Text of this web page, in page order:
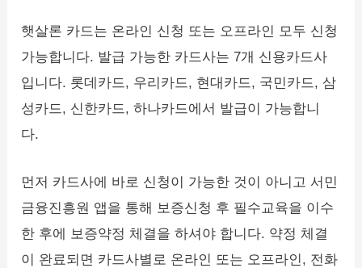
햇살론 카드는 온라인 신청 또는 오프라인 모두 신청
가능합니다. 발급 가능한 카드사는 7개 신용카드사
입니다. 롯데카드, 우리카드, 현대카드, 국민카드, 삼
성카드, 신한카드, 하나카드에서 발급이 가능합니
다.
먼저 카드사에 바로 신청이 가능한 것이 아니고 서민
금융진흥원 앱을 통해 보증신청 후 필수교육을 이수
한 후에 보증약정 체결을 하셔야 합니다. 약정 체결
이 완료되면 카드사별로 온라인 또는 오프라인, 전화